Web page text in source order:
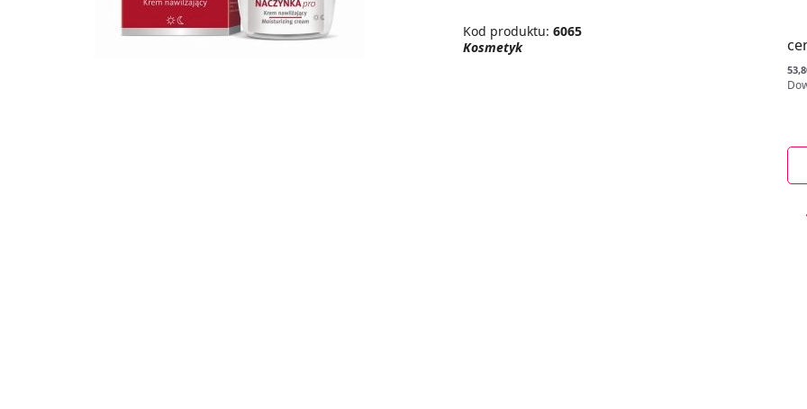
redukcja zaczerwienień
regularnie, aby uzyskać efekt nawilżenia, ukojenia i
Kod produktu: 6065
Kosmetyk